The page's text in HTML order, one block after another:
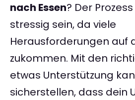
nach Essen? Der
stressig sein, da viele
Herausforderungen auf
zukommen. Mit den
etwas Unterstützung
sicherstellen, dass dein